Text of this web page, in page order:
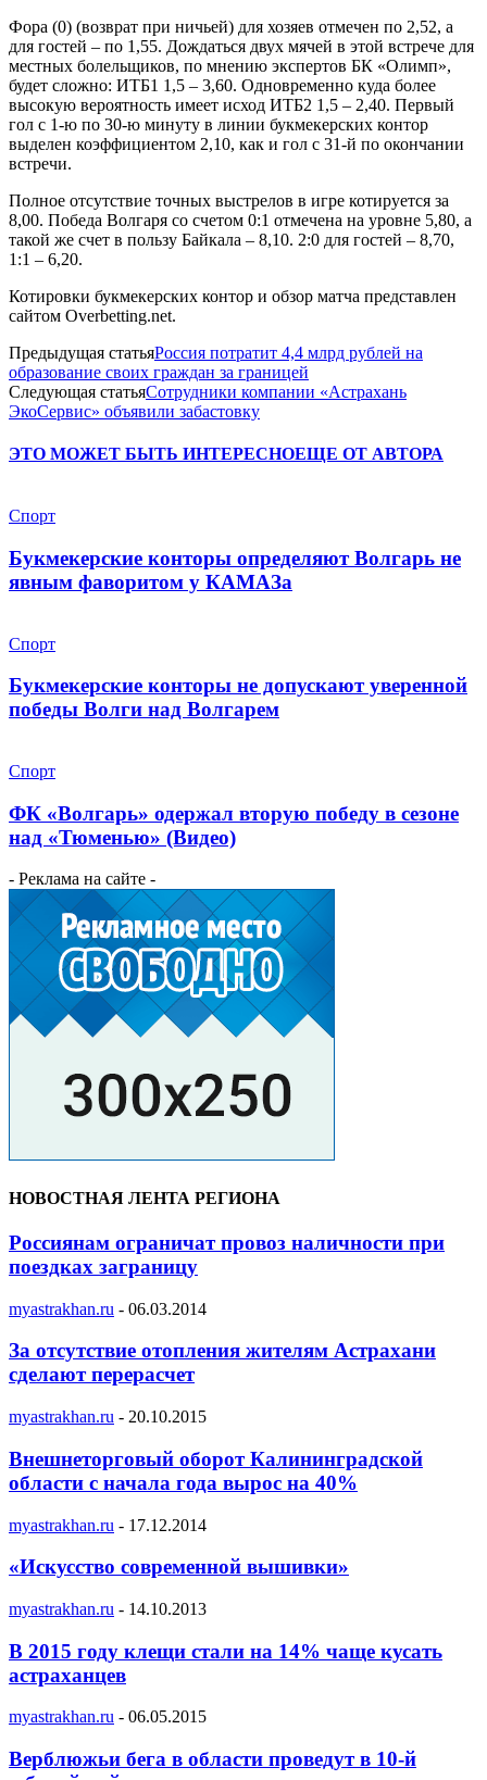
Фора (0) (возврат при ничьей) для хозяев отмечен по 2,52, а
для гостей – по 1,55. Дождаться двух мячей в этой встрече для
местных болельщиков, по мнению экспертов БК «Олимп»,
будет сложно: ИТБ1 1,5 – 3,60. Одновременно куда более
высокую вероятность имеет исход ИТБ2 1,5 – 2,40. Первый
гол с 1-ю по 30-ю минуту в линии букмекерских контор
выделен коэффициентом 2,10, как и гол с 31-й по окончании
встречи.
Полное отсутствие точных выстрелов в игре котируется за
8,00. Победа Волгаря со счетом 0:1 отмечена на уровне 5,80, а
такой же счет в пользу Байкала – 8,10. 2:0 для гостей – 8,70,
1:1 – 6,20.
Котировки букмекерских контор и обзор матча представлен
сайтом Overbetting.net.
Предыдущая статьяРоссия потратит 4,4 млрд рублей на
образование своих граждан за границей
Следующая статьяСотрудники компании «Астрахань
ЭкоСервис» объявили забастовку
ЭТО МОЖЕТ БЫТЬ ИНТЕРЕСНОЕЩЕ ОТ АВТОРА
Спорт
Букмекерские конторы определяют Волгарь не
явным фаворитом у КАМАЗа
Спорт
Букмекерские конторы не допускают уверенной
победы Волги над Волгарем
Спорт
ФК «Волгарь» одержал вторую победу в сезоне
над «Тюменью» (Видео)
- Реклама на сайте -
НОВОСТНАЯ ЛЕНТА РЕГИОНА
Россиянам ограничат провоз наличности при
поездках заграницу
myastrakhan.ru - 06.03.2014
За отсутствие отопления жителям Астрахани
сделают перерасчет
myastrakhan.ru - 20.10.2015
Внешнеторговый оборот Калининградской
области с начала года вырос на 40%
myastrakhan.ru - 17.12.2014
«Искусство современной вышивки»
myastrakhan.ru - 14.10.2013
В 2015 году клещи стали на 14% чаще кусать
астраханцев
myastrakhan.ru - 06.05.2015
Верблюжьи бега в области проведут в 10-й